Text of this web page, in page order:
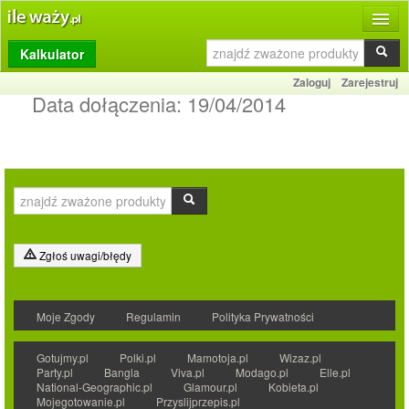
Produkty
Dziennik
Porównywarka
Porady
Słownik
Kontakt
Kalkulator
Zaloguj Zarejestruj
Data dołączenia:19/04/2014
Zgłoś uwagi/błędy
Moje Zgody Regulamin Polityka Prywatności
Gotujmy.pl Polki.pl Mamotoja.pl
Wizaz.pl
Party.pl
Bangla Viva.pl Modago.pl
Elle.pl
National-Geographic.pl
Glamour.pl
Kobieta.pl
Mojegotowanie.pl
Przyslijprzepis.pl